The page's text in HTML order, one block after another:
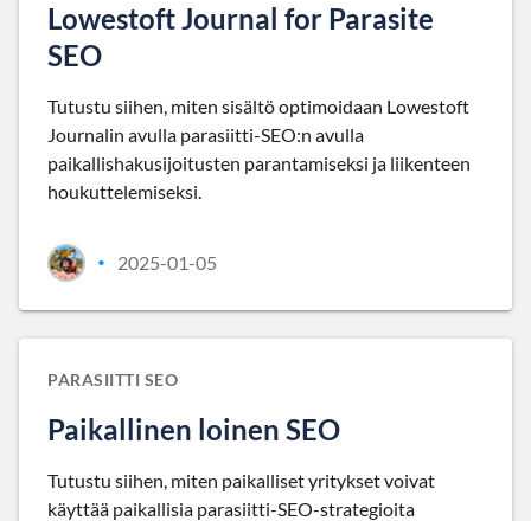
Lowestoft Journal for Parasite
SEO
Tutustu siihen, miten sisältö optimoidaan Lowestoft
Journalin avulla parasiitti-SEO:n avulla
paikallishakusijoitusten parantamiseksi ja liikenteen
houkuttelemiseksi.
• 2025-01-05
PARASIITTI SEO
Paikallinen loinen SEO
Tutustu siihen, miten paikalliset yritykset voivat
käyttää paikallisia parasiitti-SEO-strategioita